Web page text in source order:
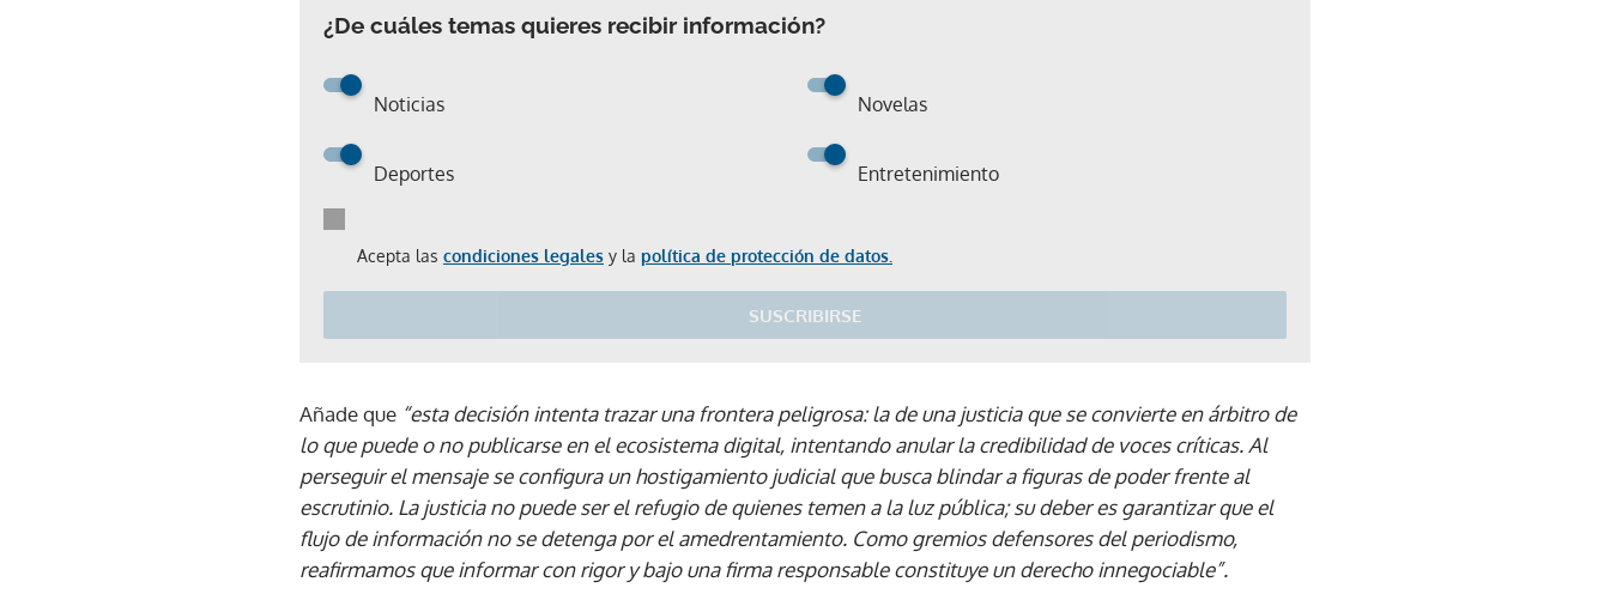
¿De cuáles temas quieres recibir información?
Noticias Novelas
Deportes Entretenimiento
Acepta las condiciones legales y la política de protección de datos.
SUSCRIBIRSE
Gracias por suscribirte a nuestro boletín.
ACEPTAR
Añade que “esta decisión intenta trazar una frontera peligrosa: la de una justicia que se convierte en árbitro de
lo que puede o no publicarse en el ecosistema digital, intentando anular la credibilidad de voces críticas. Al
perseguir el mensaje se configura un hostigamiento judicial que busca blindar a figuras de poder frente al
escrutinio. La justicia no puede ser el refugio de quienes temen a la luz pública; su deber es garantizar que el
flujo de información no se detenga por el amedrentamiento. Como gremios defensores del periodismo,
reafirmamos que informar con rigor y bajo una firma responsable constituye un derecho innegociable”.